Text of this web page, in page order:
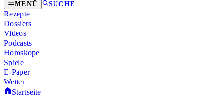
MENÜ SUCHE
Rezepte
Dossiers
Videos
Podcasts
Horoskope
Spiele
E-Paper
Wetter
Startseite